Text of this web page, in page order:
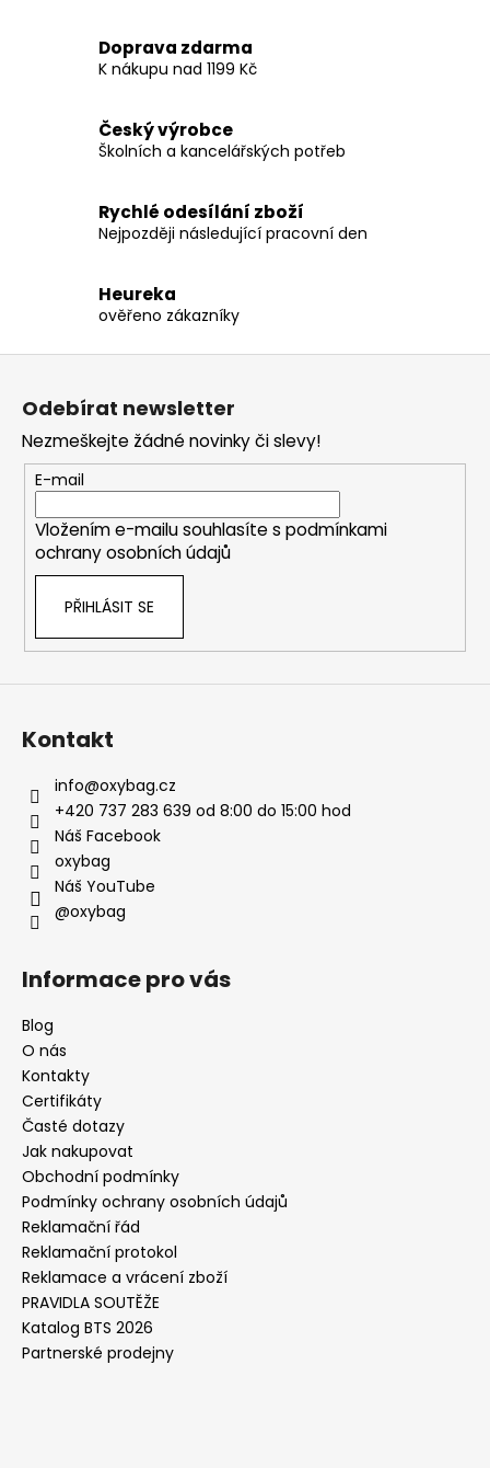
Doprava zdarma
K nákupu nad 1199 Kč
Český výrobce
Školních a kancelářských potřeb
Rychlé odesílání zboží
Nejpozději následující pracovní den
Heureka
ověřeno zákazníky
Odebírat newsletter
Nezmeškejte žádné novinky či slevy!
E-mail
Vložením e-mailu souhlasíte s podmínkami
ochrany osobních údajů
PŘIHLÁSIT SE
Kontakt
info@oxybag.cz
+420 737 283 639 od 8:00 do 15:00 hod
Náš Facebook
oxybag
Náš YouTube
@oxybag
Informace pro vás
Blog
O nás
Kontakty
Certifikáty
Časté dotazy
Jak nakupovat
Obchodní podmínky
Podmínky ochrany osobních údajů
Reklamační řád
Reklamační protokol
Reklamace a vrácení zboží
PRAVIDLA SOUTĚŽE
Katalog BTS 2026
Partnerské prodejny